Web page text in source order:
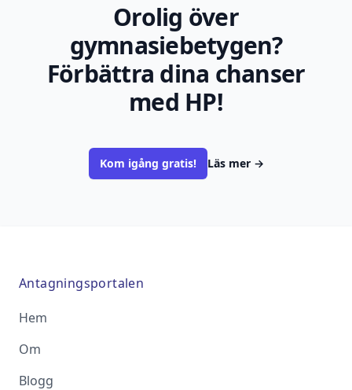
Orolig över
gymnasiebetygen?
Förbättra dina chanser
med HP!
Kom igång gratis! Läs mer →
Antagningsportalen
Hem
Om
Blogg